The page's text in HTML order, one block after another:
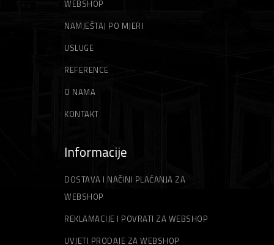
WEBSHOP
NAMJEŠTAJ PO MJERI
USLUGE
REFERENCE
O NAMA
KONTAKT
Informacije
DOSTAVA I NAČINI PLAĆANJA ZA
WEBSHOP
REKLAMACIJE I POVRATI ZA WEBSHOP
UVJETI PRODAJE ZA WEBSHOP